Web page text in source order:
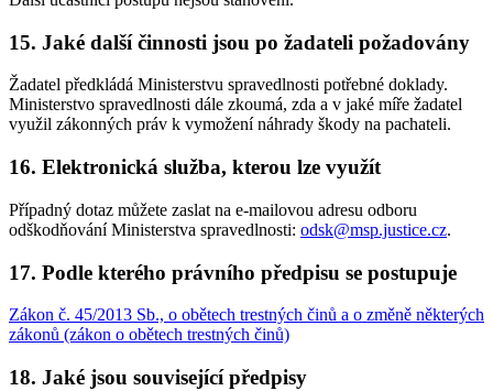
15. Jaké další činnosti jsou po žadateli požadovány
Žadatel předkládá Ministerstvu spravedlnosti potřebné doklady.
Ministerstvo spravedlnosti dále zkoumá, zda a v jaké míře žadatel
využil zákonných práv k vymožení náhrady škody na pachateli.
16. Elektronická služba, kterou lze využít
Případný dotaz můžete zaslat na e-mailovou adresu odboru
odškodňování Ministerstva spravedlnosti: odsk@msp.justice.cz.
17. Podle kterého právního předpisu se postupuje
Zákon č. 45/2013 Sb., o obětech trestných činů a o změně některých
zákonů (zákon o obětech trestných činů)
18. Jaké jsou související předpisy